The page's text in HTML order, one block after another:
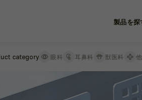
製品を探
category 眼科 耳鼻科 獣医科
category 眼科 耳鼻科 獣医科